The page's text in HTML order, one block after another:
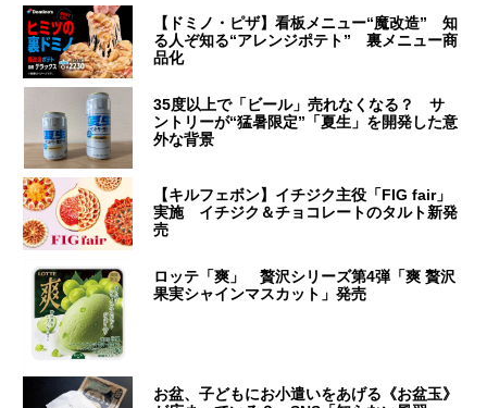
【ドミノ・ピザ】看板メニュー“魔改造” 知
る人ぞ知る“アレンジポテト” 裏メニュー商
品化
35度以上で「ビール」売れなくなる？ サ
ントリーが“猛暑限定”「夏生」を開発した意
外な背景
【キルフェボン】イチジク主役「FIG fair」
実施 イチジク＆チョコレートのタルト新発
売
ロッテ「爽」 贅沢シリーズ第4弾「爽 贅沢
果実シャインマスカット」発売
お盆、子どもにお小遣いをあげる《お盆玉》